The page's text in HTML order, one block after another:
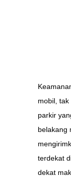
mobil,
parkir
belakang
terdekat
dekat